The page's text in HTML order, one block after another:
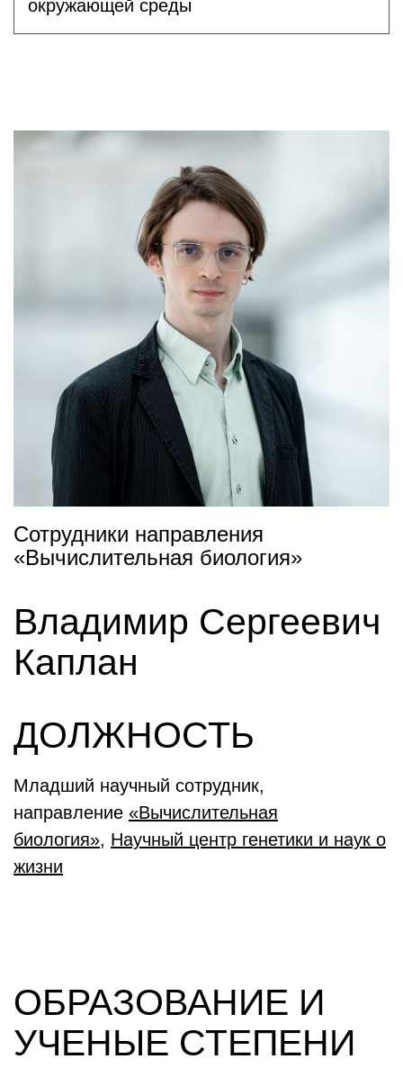
окружающей среды
Сотрудники направления
«Вычислительная биология»
Владимир Сергеевич
Каплан
ДОЛЖНОСТЬ
Младший научный сотрудник,
направление «Вычислительная
биология», Научный центр генетики и наук о
жизни
ОБРАЗОВАНИЕ И
УЧЕНЫЕ СТЕПЕНИ